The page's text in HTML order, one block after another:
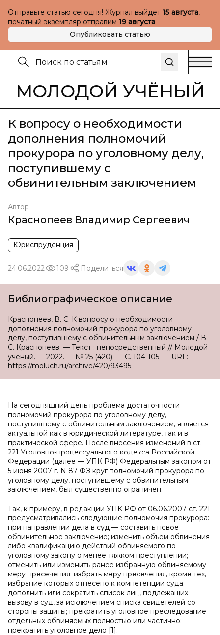
Отправьте статью сегодня! Журнал выйдет 15 августа,
печатный экземпляр отправим 19 августа
Опубликовать статью
МОЛОДОЙ УЧЁНЫЙ
К вопросу о необходимости
дополнения полномочий
прокурора по уголовному делу,
поступившему с
обвинительным заключением
Автор
Краснопеев Владимир Сергеевич
Юриспруденция
24.06.2022 109 Поделиться
Библиографическое описание
Краснопеев, В. С. К вопросу о необходимости
дополнения полномочий прокурора по уголовному
делу, поступившему с обвинительным заключением / В.
С. Краснопеев. — Текст : непосредственный // Молодой
ученый. — 2022. — № 25 (420). — С. 104-105. — URL:
https://moluch.ru/archive/420/93495.
На сегодняшний день проблема достаточности
полномочий прокурора по уголовному делу,
поступившему с обвинительным заключением, является
актуальной как в юридической литературе, так и в
практической сфере. После внесения изменений в ст.
221 Уголовно-процессуального кодекса Российской
Федерации (далее — УПК РФ) Федеральным законом от
5 июня 2007 г. N 87-ФЗ круг полномочий прокурора по
уголовному делу, поступившему с обвинительным
заключением, был существенно ограничен.
Так, к примеру, в редакции УПК РФ от 06.06.2007 ст. 221
предусматривались следующие полномочия прокурора:
при направлении дела в суд — составить новое
обвинительное заключение; изменить объем обвинения
либо квалификацию действий обвиняемого по
уголовному закону о менее тяжком преступлении;
отменить или изменить ранее избранную обвиняемому
меру пресечения; избрать меру пресечения, кроме тех,
избрание которых отнесено к компетенции суда;
дополнить или сократить список лиц, подлежащих
вызову в суд, за исключением списка свидетелей со
стороны защиты; прекратить уголовное преследование
отдельных обвиняемых полностью или частично;
прекратить уголовное дело [1].